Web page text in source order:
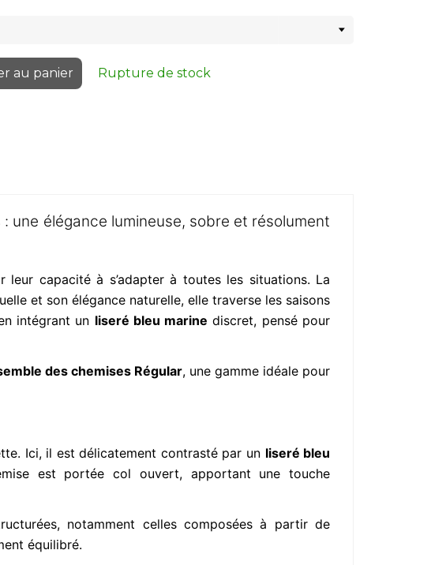
au panier Rupture de stock
: une élégance lumineuse, sobre et résolument
capacité à s’adapter à toutes les situations. La
et son élégance naturelle, elle traverse les saisons
intégrant un liseré bleu marine discret, pensé pour
des chemises Régular, une gamme idéale pour
Ici, il est délicatement contrasté par un liseré bleu
est portée col ouvert, apportant une touche
notamment celles composées à partir de
équilibré.